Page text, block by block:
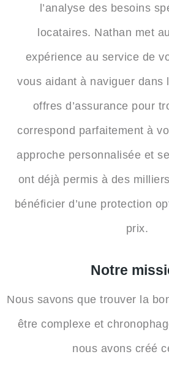
l’analyse des besoins
locataires. Nathan met
expérience au service de
vous aidant à naviguer dans
offres d’assurance pour
correspond parfaitement à
approche personnalisée et
ont déjà permis à des
bénéficier d’une protection
prix.
Notre
Nous savons que trouver la
être complexe et
nous avons créé